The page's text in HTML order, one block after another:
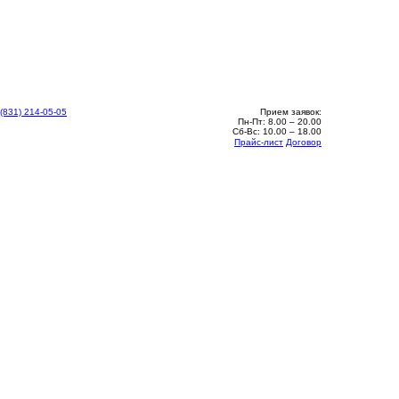
214-05-05
Прием заявок:
Пн-Пт: 8.00 – 20.00
Сб-Вс: 10.00 – 18.00
Прайс-лист Договор